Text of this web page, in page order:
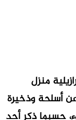
منزل
عن أسلحة وذخيرة